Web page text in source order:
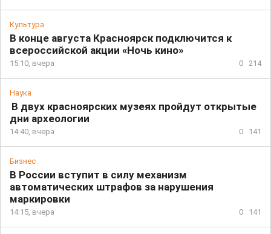
Культура
В конце августа Красноярск подключится к
всероссийской акции «Ночь кино»
15:10, вчера 0 214
Наука
В двух красноярских музеях пройдут открытые
дни археологии
14:40, вчера 0 141
Бизнес
В России вступит в силу механизм
автоматических штрафов за нарушения
маркировки
14:15, вчера 0 141